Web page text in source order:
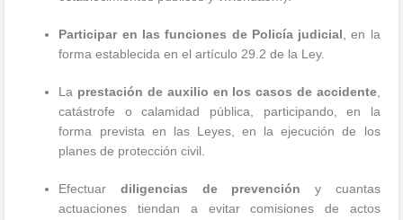
Participar en las funciones de Policía judicial , en la
forma establecida en el artículo 29.2 de la Ley.
La prestación de auxilio en los casos de accidente,
catástrofe o calamidad pública, participando, en la
forma prevista en las Leyes, en la ejecución de los
planes de protección civil.
Efectuardiligencias de prevención y cuantas
actuaciones tiendan a evitar comisiones de actos